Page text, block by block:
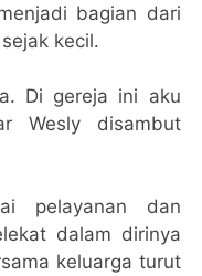
bagian dari
kecil.
Di gereja ini aku
Wesly disambut
pelayanan dan
dalam dirinya
keluarga turut